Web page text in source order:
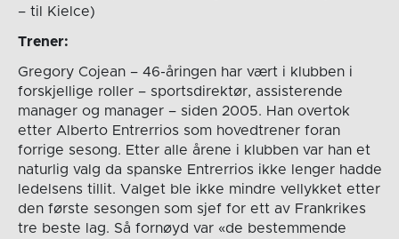
– til Kielce)
Trener:
Gregory Cojean – 46-åringen har vært i klubben i
forskjellige roller – sportsdirektør, assisterende
manager og manager – siden 2005. Han overtok
etter Alberto Entrerrios som hovedtrener foran
forrige sesong. Etter alle årene i klubben var han et
naturlig valg da spanske Entrerrios ikke lenger hadde
ledelsens tillit. Valget ble ikke mindre vellykket etter
den første sesongen som sjef for ett av Frankrikes
tre beste lag. Så fornøyd var «de bestemmende